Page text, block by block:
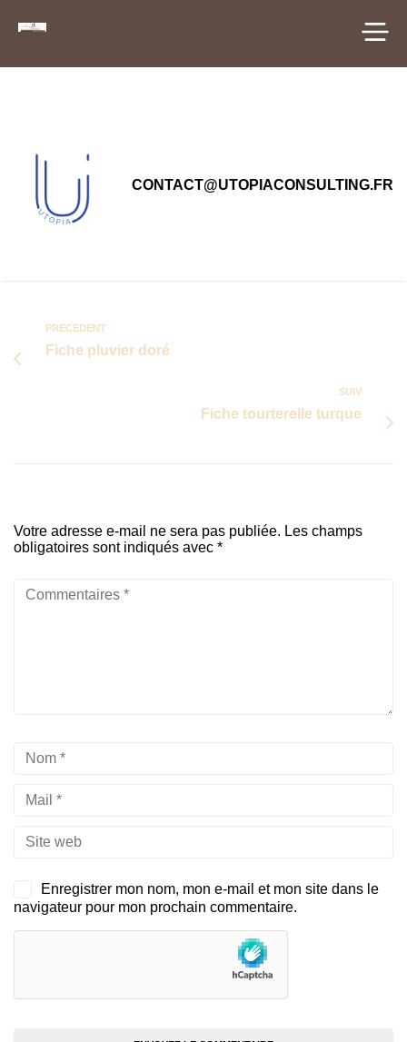
CONTACT@UTOPIACONSULTING.FR
PRÉCÉDENT
Fiche pluvier doré
SUIV
Fiche tourterelle turque
Votre adresse e-mail ne sera pas publiée. Les champs
obligatoires sont indiqués avec *
Enregistrer mon nom, mon e-mail et mon site dans le
navigateur pour mon prochain commentaire.